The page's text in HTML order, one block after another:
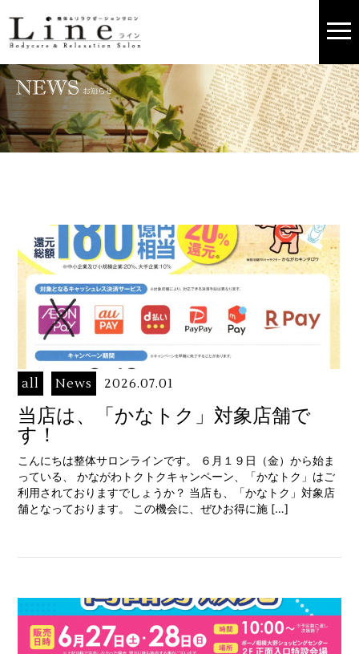
all News 2026.07.01
当店は、「かなトク」対象店舗で
す！
こんにちは整体サロンラインです。 ６月１９日（金）から始ま
っている、 かながわトクトクキャンペーン、「かなトク」はご
利用されておりますでしょうか？ 当店も、「かなトク」対象店
舗となっております。 この機会に、ぜひお得に施 […]